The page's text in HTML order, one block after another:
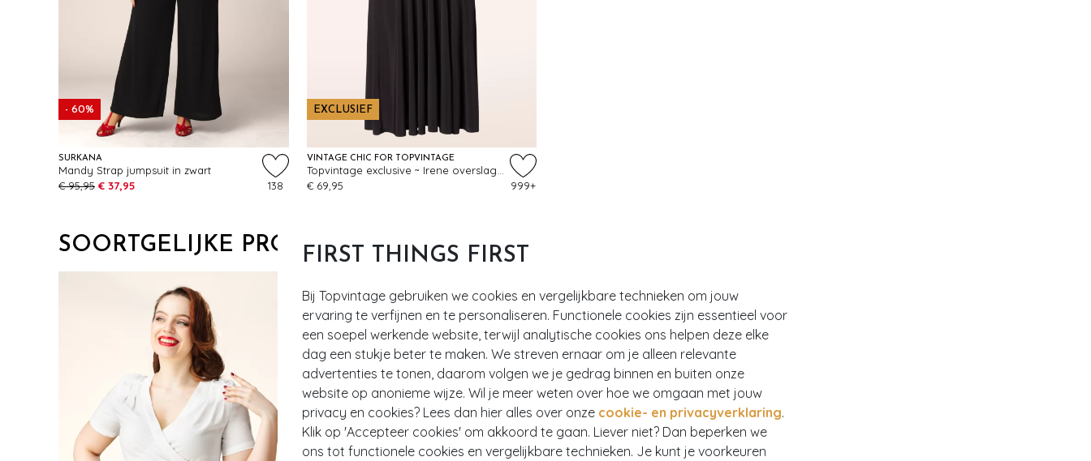
FIRST THINGS FIRST
Bij Topvintage gebruiken we cookies en vergelijkbare technieken om jouw
ervaring te verfijnen en te personaliseren. Functionele cookies zijn essentieel voor
een soepel werkende website, terwijl analytische cookies ons helpen deze elke
dag een stukje beter te maken. We streven ernaar om je alleen relevante
advertenties te tonen, daarom volgen we je gedrag binnen en buiten onze
website op anonieme wijze. Wil je meer weten over hoe we omgaan met jouw
privacy en cookies? Lees dan hier alles over onze cookie- en privacyverklaring.
Klik op 'Accepteer cookies' om akkoord te gaan. Liever niet? Dan beperken we
ons tot functionele cookies en vergelijkbare technieken. Je kunt je voorkeuren
- 60%
SURKANA
Mandy Strap jumpsuit in zwart
€ 95,95 € 37,95 138
EXCLUSIEF
VINTAGE CHIC FOR TOPVINTAGE
€ 69,95
999+
SOORTGELIJKE PRODUCTEN